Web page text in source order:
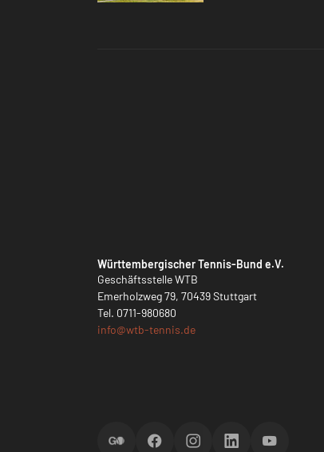
Württembergischer Tennis-Bund e.V.
Geschäftsstelle WTB
Emerholzweg 79, 70439 Stuttgart
Tel. 0711-980680
info@wtb-tennis.de
ScoreGOFacebookInstagramLinkedInYouTube